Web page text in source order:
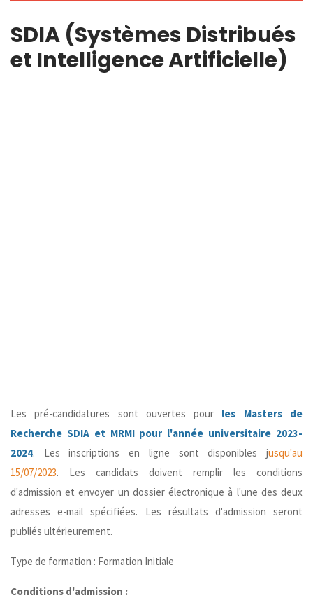
SDIA (Systèmes Distribués
et Intelligence Artificielle)
Les pré-candidatures sont ouvertes pour les Masters de
Recherche SDIA et MRMI pour l'année universitaire 2023-
2024. Les inscriptions en ligne sont disponibles jusqu'au
15/07/2023. Les candidats doivent remplir les conditions
d'admission et envoyer un dossier électronique à l'une des deux
adresses e-mail spécifiées. Les résultats d'admission seront
publiés ultérieurement.
Type de formation : Formation Initiale
Conditions d'admission :